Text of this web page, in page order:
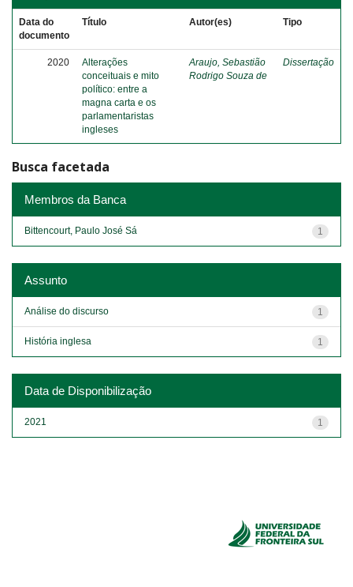
Data do
documento
Título Autor(es) Tipo
2020
Alterações
conceituais e mito
político: entre a
magna carta e os
parlamentaristas
ingleses
Araujo, Sebastião
Rodrigo Souza de
Dissertação
Busca facetada
Membros da Banca
1
Bittencourt, Paulo José Sá
Assunto
1
Análise do discurso
1
História inglesa
Data de Disponibilização
1
2021